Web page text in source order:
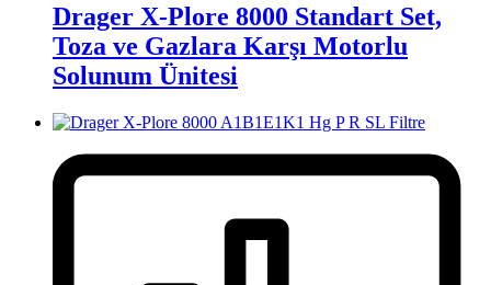
Drager X-Plore 8000 Standart Set,
Toza ve Gazlara Karşı Motorlu
Solunum Ünitesi